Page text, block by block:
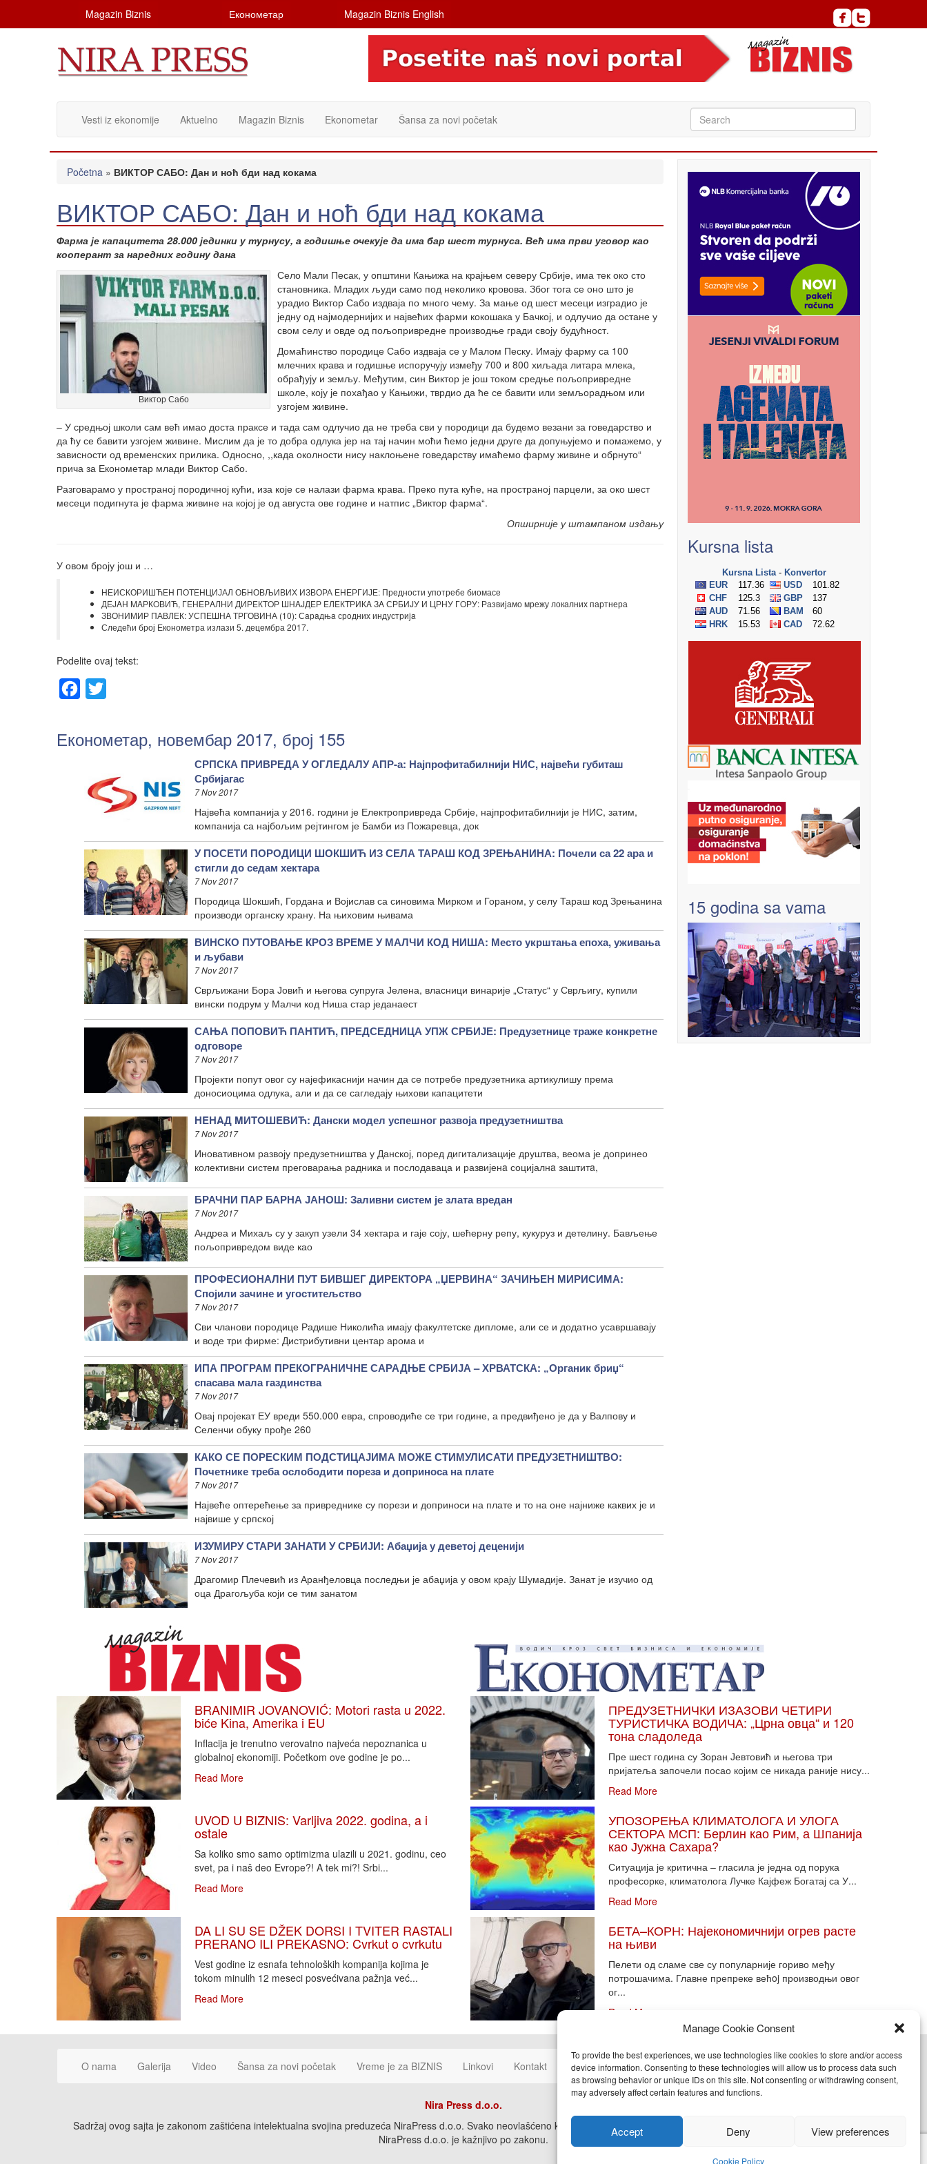
Manage Cookie Consent
To provide the best experiences, we use technologies like cookies to store and/or access
device information. Consenting to these technologies will allow us to process data such
as browsing behavior or unique IDs on this site. Not consenting or withdrawing consent,
may adversely affect certain features and functions.
Accept Deny View preferences
Cookie Policy
Magazin Biznis Економетар Magazin Biznis English
Vesti iz ekonomije Aktuelno Magazin Biznis Ekonometar Šansa za novi početak
Početna » ВИКТОР САБО: Дан и ноћ бди над кокама
ВИКТОР САБО: Дан и ноћ бди над кокама
Фарма је капацитета 28.000 јединки у турнусу, а годишње очекује да има бар шест турнуса. Већ има први уговор као
кооперант за наредних годину дана
Виктор Сабо
Село Мали Песак, у општини Кањижа на крајњем северу Србије, има тек око сто
становника. Младих људи само под неколико кровова. Због тога се оно што је
урадио Виктор Сабо издваја по много чему. За мање од шест месеци изградио је
једну од најмодернијих и највећих фарми кокошака у Бачкој, и одлучио да остане у
свом селу и овде од пољопривредне производње гради своју будућност.
Домаћинство породице Сабо издваја се у Малом Песку. Имају фарму са 100
млечних крава и годишње испоручују између 700 и 800 хиљада литара млека,
обрађују и земљу. Међутим, син Виктор је још током средње пољопривредне
школе, коју је похађао у Кањижи, тврдио да ће се бавити или земљорадњом или
узгојем живине.
– У средњој школи сам већ имао доста праксе и тада сам одлучио да не треба сви у породици да будемо везани за говедарство и
да ћу се бавити узгојем живине. Мислим да је то добра одлука јер на тај начин моћи ћемо једни друге да допуњујемо и помажемо, у
зависности од временских прилика. Односно, ,,када околности нису наклоњене говедарству имаћемо фарму живине и обрнуто“
прича за Економетар млади Виктор Сабо.
Разговарамо у пространој породичној кући, иза које се налази фарма крава. Преко пута куће, на пространој парцели, за око шест
месеци подигнута је фарма живине на којој је од августа ове године и натпис „Виктор фарма“.
Опширније у штампаном издању
У овом броју још и …
НЕИСКОРИШЋЕН ПОТЕНЦИЈАЛ ОБНОВЉИВИХ ИЗВОРА ЕНЕРГИЈЕ: Предности употребе биомасе
ДEJAН MAРКOВИЋ, ГEНEРAЛНИ ДИРEКTOР ШНAJДEР EЛEКTРИКA ЗA СРБИJУ И ЦРНУ ГOРУ: Развијамо мрежу локалних партнера
ЗВОНИМИР ПАВЛЕК: УСПЕШНА ТРГОВИНА (10): Сaрaдњa срoдних индустриja
Следећи број Економетра излази 5. децембра 2017.
Podelite ovaj tekst:
Facebook
Економетар, новембар 2017, број 155
СРПСКА ПРИВРЕДА У ОГЛЕДАЛУ АПР-а: Најпрофитабилнији НИС, највећи губиташ
Србијагас
7 Nov 2017
Највећа компанија у 2016. години је Електропривреда Србије, најпрофитабилнији је НИС, затим,
компанија са најбољим рејтингом је Бамби из Пожаревца, док
У ПОСЕТИ ПОРОДИЦИ ШОКШИЋ ИЗ СЕЛА ТАРАШ КОД ЗРЕЊАНИНА: Почели са 22 ара и
стигли до седам хектара
7 Nov 2017
Породица Шокшић, Гордана и Војислав са синовима Мирком и Гораном, у селу Тараш код Зрењанина
производи органску храну. На њиховим њивама
ВИНСКО ПУТОВАЊЕ КРОЗ ВРЕМЕ У МАЛЧИ КОД НИША: Место укрштања епоха, уживања
и љубави
7 Nov 2017
Сврљижани Бора Јовић и његова супруга Јелена, власници винарије „Статус“ у Сврљигу, купили
вински подрум у Малчи код Ниша стар једанаест
САЊА ПОПОВИЋ ПАНТИЋ, ПРЕДСЕДНИЦА УПЖ СРБИЈЕ: Предузетнице траже конкретне
одговоре
7 Nov 2017
Пројекти попут овог су најефикаснији начин да се потребе предузетника артикулишу према
доносиоцима одлука, али и да се сагледају њихови капацитети
НEНAД MИTOШEВИЋ: Дански модел успешног развоја предузетништва
7 Nov 2017
Иновативном развоју предузетништва у Данској, поред дигитализације друштва, веома је допринео
колективни систем преговарања радника и послодаваца и развијенa социјалнa заштитa,
БРАЧНИ ПАР БАРНА ЈАНОШ: Заливни систем је злата вредан
7 Nov 2017
Андреа и Михаљ су у закуп узели 34 хектара и гаје соју, шећерну репу, кукуруз и детелину. Бављење
пољопривредом виде као
ПРОФЕСИОНАЛНИ ПУТ БИВШЕГ ДИРЕКТОРА „ЏЕРВИНА“ ЗАЧИЊЕН МИРИСИМА:
Спојили зачине и угоститељство
7 Nov 2017
Сви чланови породице Радише Николића имају факултетске дипломе, али се и додатно усавршавају
и воде три фирме: Дистрибутивни центар арома и
ИПА ПРОГРАМ ПРЕКОГРАНИЧНЕ САРАДЊЕ СРБИЈА – ХРВАТСКА: „Органик бриџ“
спасава мала газдинства
7 Nov 2017
Овај пројекат ЕУ вреди 550.000 евра, спроводиће се три године, а предвиђено је да у Валпову и
Селенчи обуку прође 260
КАКО СЕ ПОРЕСКИМ ПОДСТИЦАЈИМА МОЖЕ СТИМУЛИСАТИ ПРЕДУЗЕТНИШТВО:
Почетнике треба ослободити порезa и доприноса на плате
7 Nov 2017
Највеће оптерећење за привреднике су порези и доприноси на плате и то на оне најниже каквих је и
највише у српској
ИЗУМИРУ СТАРИ ЗАНАТИ У СРБИЈИ: Абаџија у деветој деценији
7 Nov 2017
Драгомир Плечевић из Аранђеловца последњи је абаџија у овом крају Шумадије. Занат је изучио од
оца Драгољуба који се тим занатом
Kursna lista
15 godina sa vama
BRANIMIR JOVANOVIĆ: Motori rasta u 2022.
biće Kina, Amerika i EU
Inflacija je trenutno verovatno najveća nepoznanica u
globalnoj ekonomiji. Početkom ove godine je po...
Read More
UVOD U BIZNIS: Varljiva 2022. godina, a i
ostale
Sa koliko smo samo optimizma ulazili u 2021. godinu, ceo
svet, pa i naš deo Evrope?! A tek mi?! Srbi...
Read More
DA LI SU SE DŽEK DORSI I TVITER RASTALI
PRERANO ILI PREKASNO: Cvrkut o cvrkutu
Vest godine iz esnafa tehnoloških kompanija kojima je
tokom minulih 12 meseci posvećivana pažnja već...
Read More
ПРЕДУЗЕТНИЧКИ ИЗАЗОВИ ЧЕТИРИ
ТУРИСТИЧКА ВОДИЧА: „Црна овца“ и 120
тона сладоледа
Пре шест година су Зоран Јевтовић и његова три
пријатеља започели посао којим се никада раније нису...
Read More
УПОЗОРЕЊА КЛИМАТОЛОГА И УЛОГА
СЕКТОРА МСП: Берлин као Рим, а Шпанија
као Јужна Сахара?
Ситуација је критична – гласила је једна од порука
професорке, климатолога Лучке Кајфеж Богатај са У...
Read More
БЕТА–КОРН: Најекономичнији огрев расте
на њиви
Пелети од сламе све су популарније гориво међу
потрошачима. Главне препреке већoj производњи овог
ог...
Read More
O nama Galerija Video Šansa za novi početak Vreme je za BIZNIS Linkovi Kontakt Cookie Policy (EU)
Nira Press d.o.o.
Sadržaj ovog sajta je zakonom zaštićena intelektualna svojina preduzeća NiraPress d.o.o. Svako neovlašćeno korišćenje, kopiranje, objavljivanje celine ili delova bilo kog proizvoda
NiraPress d.o.o. je kažnjivo po zakonu.